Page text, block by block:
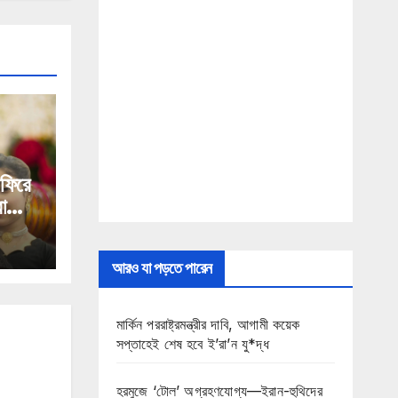
আরও যা পড়তে পারেন
মার্কিন পররাষ্ট্রমন্ত্রীর দাবি, আগামী কয়েক
সপ্তাহেই শেষ হবে ই’রা’ন যু*দ্ধ
হরমুজে ‘টোল’ অগ্রহণযোগ্য—ইরান-হুথিদের